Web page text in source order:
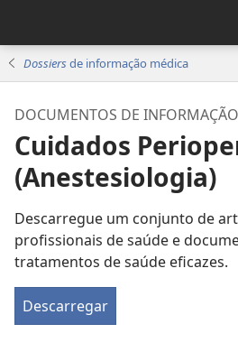
Dossiersde informação médica
DOCUMENTOS DE
Cuidados
(Anestesiologia)
Descarregue um conjunto de
profissionais de saúde e
tratamentos de saúde eficazes.
Descarregar